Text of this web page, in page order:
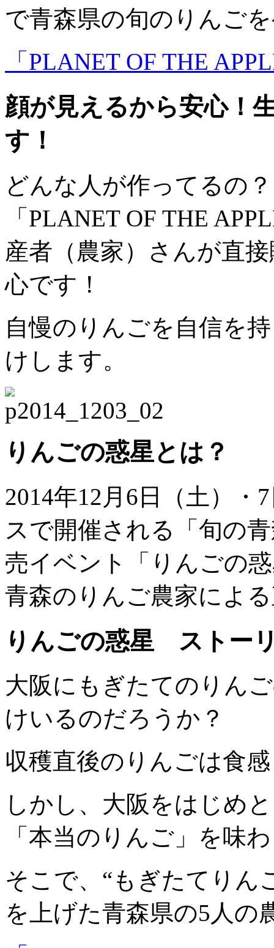
で青森県の旬のりんご
「PLANET OF THE
顔が見えるから安心！
す！
どんな人が作ってるの？
「PLANET OF THE
産者（農家）さんが直
心です！
自慢のりんごを自信を
けします。
りんごの惑星とは？
2014年12月6日（土）
スで開催される「旬の
売イベント「りんごの
青森のりんご農家によ
りんごの惑星 ストー
大阪にもぎたてのりん
けいるのだろうか？
収穫直後のりんごは食
しかし、大阪をはじめ
「本当のりんご」を味
そこで、“もぎたてりん
を上げた青森県の5人の